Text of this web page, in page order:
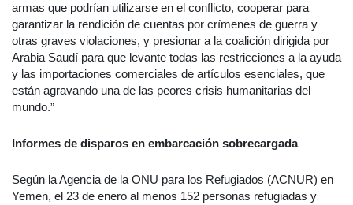
armas que podrían utilizarse en el conflicto, cooperar para
garantizar la rendición de cuentas por crímenes de guerra y
otras graves violaciones, y presionar a la coalición dirigida por
Arabia Saudí para que levante todas las restricciones a la ayuda
y las importaciones comerciales de artículos esenciales, que
están agravando una de las peores crisis humanitarias del
mundo.”
Informes de disparos en embarcación sobrecargada
Según la Agencia de la ONU para los Refugiados (ACNUR) en
Yemen, el 23 de enero al menos 152 personas refugiadas y